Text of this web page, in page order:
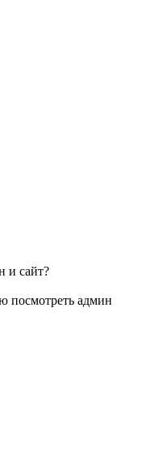
и сайт?
посмотреть админ